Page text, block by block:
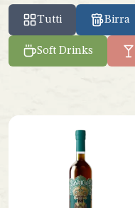
Perù
Seychelles
Venezuela
Marche
Tutti Birra
Soft Drinks